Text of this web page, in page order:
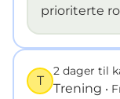
prioriterte
T
2 dager til
Trening •